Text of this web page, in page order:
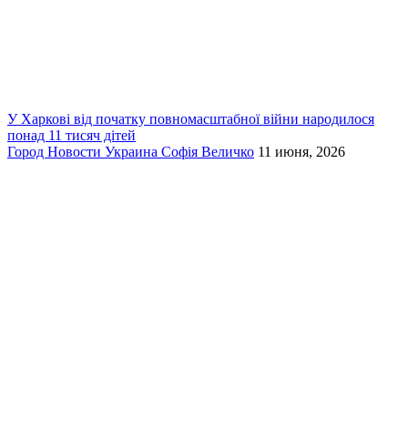
У Харкові від початку повномасштабної війни народилося
понад 11 тисяч дітей
Город Новости Украина Софія Величко 11 июня, 2026